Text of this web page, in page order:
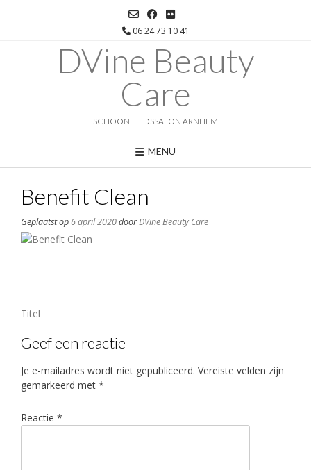
06 24 73 10 41
DVine Beauty
Care
SCHOONHEIDSSALON ARNHEM
MENU
Benefit Clean
Geplaatst op6 april 2020doorDVine Beauty Care
Bericht
Titel
Geef een reactie
Je e-mailadres wordt niet gepubliceerd. Vereiste velden zijn
gemarkeerd met *
Reactie *